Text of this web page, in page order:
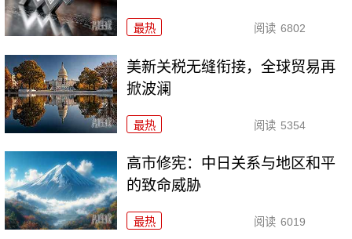
最热 阅读 6802
美新关税无缝衔接，全球贸易再
掀波澜
最热 阅读 5354
高市修宪：中日关系与地区和平
的致命威胁
最热 阅读 6019